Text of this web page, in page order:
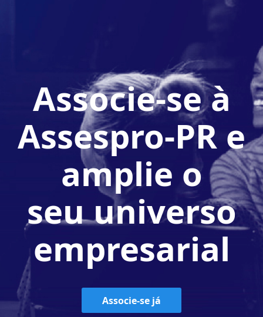
Associe-se à
Assespro-PR e
amplie o
seu universo
empresarial
Associe-se já